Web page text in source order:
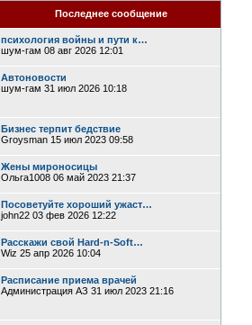
Последнее сообщение
психология войны и пути к…
шум-гам 08 авг 2026 12:01
Автоновости
шум-гам 31 июл 2026 10:18
Бизнес терпит бедствие
Groysman 15 июл 2023 09:58
Жены мироносицы
Ольга1008 06 май 2023 21:37
Посоветуйте хороший ужаст…
john22 03 фев 2026 12:22
Расскажи свой Hard-n-Soft…
Wiz 25 апр 2026 10:04
Расписание приема врачей
Администрация АЗ 31 июл 2023 21:16